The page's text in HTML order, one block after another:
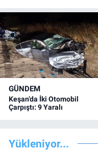
GÜNDEM
Keşan’da İki Otomobil
Çarpıştı: 9 Yaralı
Yükleniyor...